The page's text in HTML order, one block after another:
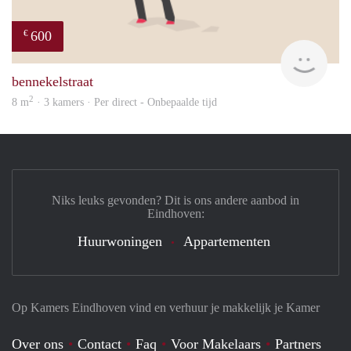
€ 600
bennekelstraat
8 m2 · 3 kamers · Per direct - Onbepaalde tijd
Op Kamers Eindhoven vind en verhuur je makkelijk je Kamer
Over ons Contact Faq Voor Makelaars Partners
Niks leuks gevonden? Dit is ons andere aanbod in
Eindhoven:
Huurwoningen Appartementen